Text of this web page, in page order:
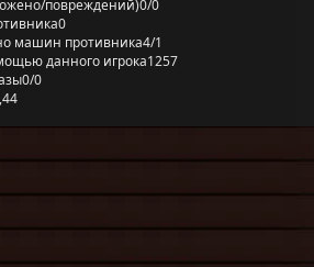
повреждений)0/0
0
машин противника4/1
данного игрока1257
0/0